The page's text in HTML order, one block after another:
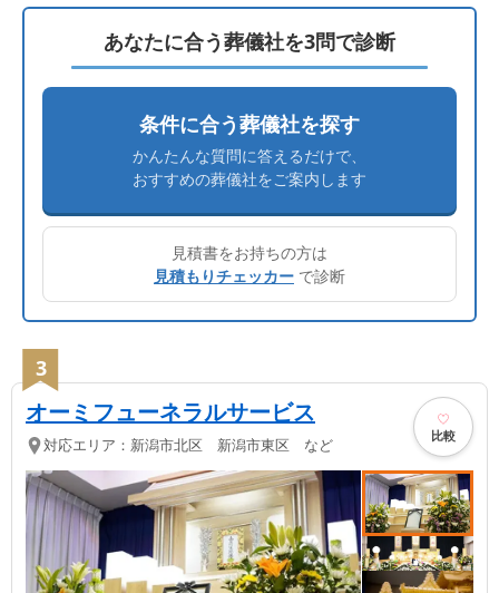
あなたに合う葬儀社を3問で診断
条件に合う葬儀社を探す
かんたんな質問に答えるだけで、
おすすめの葬儀社をご案内します
見積書をお持ちの方は
見積もりチェッカー で診断
3
オーミフューネラルサービス
対応エリア： 新潟市北区 新潟市東区 など 比較